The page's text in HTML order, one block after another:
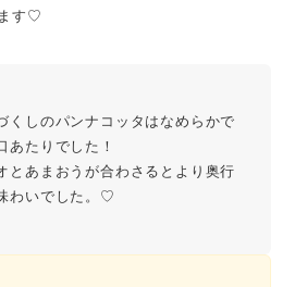
す♡
くしのパンナコッタはなめらかで
あたりでした！
とあまおうが合わさるとより奥行
わいでした。♡